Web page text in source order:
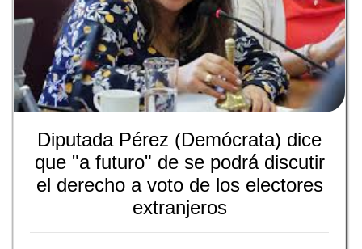
Diputada Pérez (Demócrata) dice
que "a futuro" de se podrá discutir
el derecho a voto de los electores
extranjeros